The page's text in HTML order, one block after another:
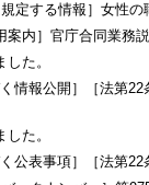
定する情報］女性
案内］官庁合同業
た。
情報公開］［法第
た。
公表事項］［法第